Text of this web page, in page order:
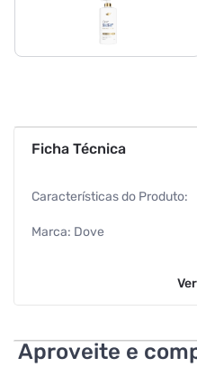
Ficha Técnica
Características do Produto:
Marca: Dove
EAN: 7891150102583
Ver
Aproveite e